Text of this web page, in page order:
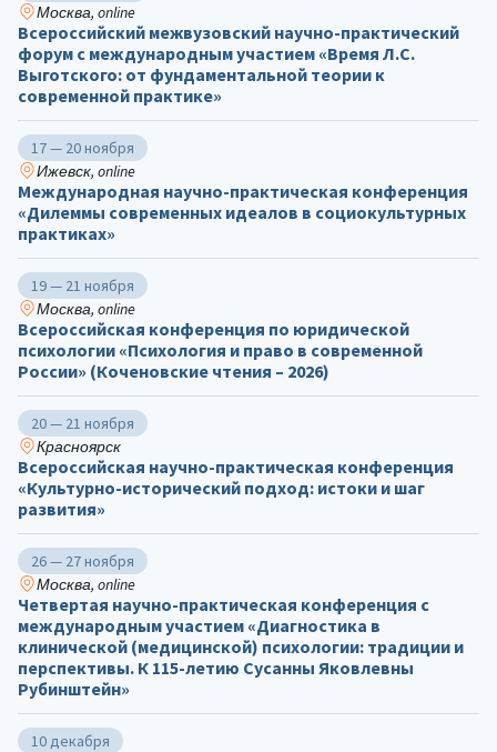
Москва, online
Всероссийский межвузовский научно-практический
форум с международным участием «Время Л.С.
Выготского: от фундаментальной теории к
современной практике»
17 — 20 ноября
Ижевск, online
Международная научно-практическая конференция
«Дилеммы современных идеалов в социокультурных
практиках»
19 — 21 ноября
Москва, online
Всероссийская конференция по юридической
психологии «Психология и право в современной
России» (Коченовские чтения – 2026)
20 — 21 ноября
Красноярск
Всероссийская научно-практическая конференция
«Культурно-исторический подход: истоки и шаг
развития»
26 — 27 ноября
Москва, online
Четвертая научно-практическая конференция с
международным участием «Диагностика в
клинической (медицинской) психологии: традиции и
перспективы. К 115-летию Сусанны Яковлевны
Рубинштейн»
10 декабря